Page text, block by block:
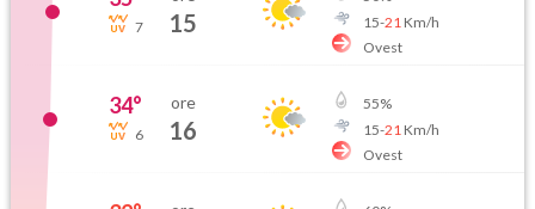
7 15
15-21 Km/h
Ovest
34°
6
ore
16
55%
15-21 Km/h
Ovest